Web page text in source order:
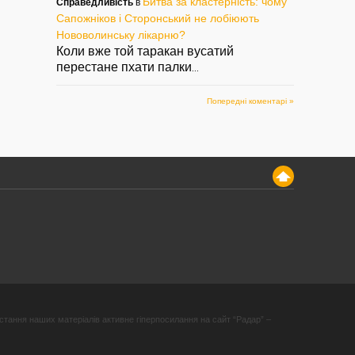
Справедливість в
Сапожніков і Сторонський не лобіюють
Нововолинську лікарню?
Коли вже той таракан вусатий
перестане пхати палки
Попередні коментарі »
наших матеріалів активне гіперпосилання на сайт “Радар” –